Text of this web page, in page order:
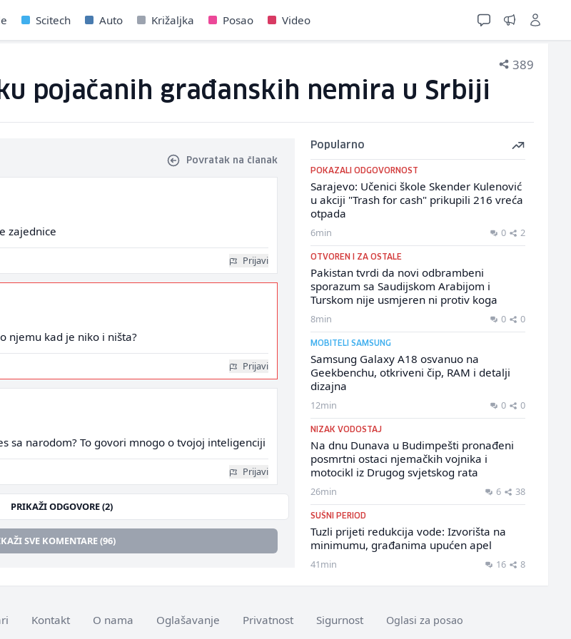
Scitech Auto Križaljka Posao Video
389
pojačanih građanskih nemira u Srbiji
Povratak na članak
zajednice
Prijavi
njemu kad je niko i ništa?
Prijavi
sa narodom? To govori mnogo o tvojoj inteligenciji
Prijavi
PRIKAŽI ODGOVORE (2)
SVE KOMENTARE (96)
Popularno
POKAZALI ODGOVORNOST
Sarajevo: Učenici škole Skender Kulenović
u akciji "Trash for cash" prikupili 216 vreća
otpada
6min 0 2
OTVOREN I ZA OSTALE
Pakistan tvrdi da novi odbrambeni
sporazum sa Saudijskom Arabijom i
Turskom nije usmjeren ni protiv koga
8min 0 0
MOBITELI SAMSUNG
Samsung Galaxy A18 osvanuo na
Geekbenchu, otkriveni čip, RAM i detalji
dizajna
12min 0 0
NIZAK VODOSTAJ
Na dnu Dunava u Budimpešti pronađeni
posmrtni ostaci njemačkih vojnika i
motocikl iz Drugog svjetskog rata
26min 6 38
SUŠNI PERIOD
Tuzli prijeti redukcija vode: Izvorišta na
minimumu, građanima upućen apel
41min 16 8
Kontakt O nama Oglašavanje Privatnost Sigurnost Oglasi za posao